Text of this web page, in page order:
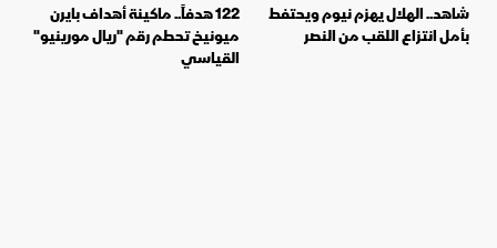
شاهد.. الهلال يهزم نيوم ويحتفط
بأمل انتزاع اللقب من النصر
122 هدفاً.. ماكينة أهداف بايرن
ميونيخ تحطم رقم "ريال مورينيو"
القياسي